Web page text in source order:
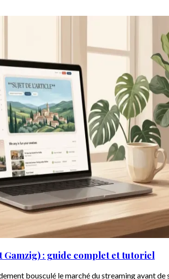
: guide complet et tutoriel
bousculé le marché du streaming avant